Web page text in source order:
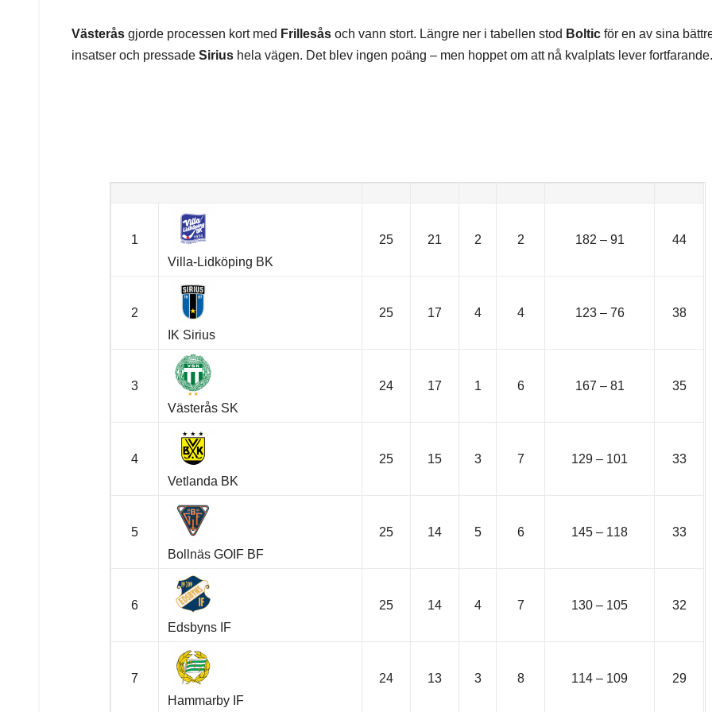
Västerås gjorde processen kort med Frillesås och vann stort. Längre ner i tabellen stod Boltic för en av sina
insatser och pressade Sirius hela vägen. Det blev ingen poäng – men hoppet om att nå kvalplats lever fortfarande.
1
Villa-Lidköping BK
25 21 2 2 182 – 91 44
2
IK Sirius
25 17 4 4 123 – 76 38
3
Västerås SK
24 17 1 6 167 – 81 35
4
Vetlanda BK
25 15 3 7 129 – 101 33
5
Bollnäs GOIF BF
25 14 5 6 145 – 118 33
6
Edsbyns IF
25 14 4 7 130 – 105 32
7
Hammarby IF
24 13 3 8 114 – 109 29